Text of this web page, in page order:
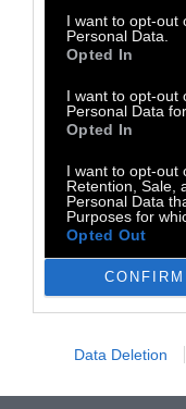
I want to opt-out
Personal Data.
Opted In
I want to opt-out
Personal Data
Opted In
I want to opt-out
Retention, Sale,
Personal Data
Purposes for
Opted Out
CONFIRM
Data Deletion
στιλβωμένες,
λαχτάρα και
τυπικών
Καπάντια
αισθητηριακή
και εικόνας
υφές της
διαρκώς τα
και φαντασίας,
πυρετώδες